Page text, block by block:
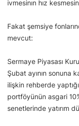
ivmesinın hız
Fakat şemsiye
mevcut:
Sermaye Piyasası
Şubat ayının sonuna
ilişkin rehberde
portföyünün asgari
senetlerinde yatırım